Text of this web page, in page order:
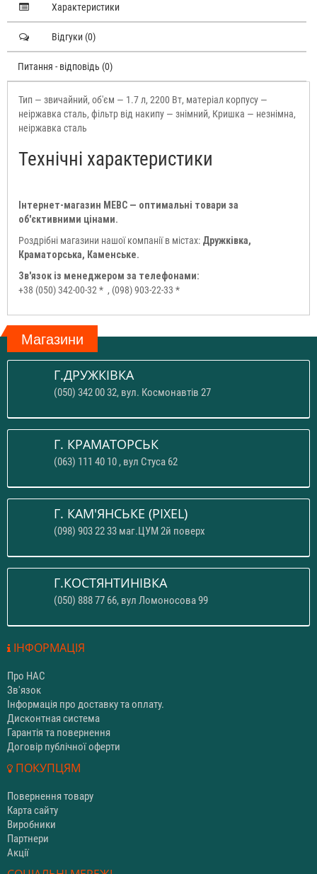
Характеристики
Відгуки (0)
Питання - відповідь (0)
Тип — звичайний, об'єм — 1.7 л, 2200 Вт, матеріал корпусу —
неіржавка сталь, фільтр від накипу — знімний, Кришка — незнімна,
неіржавка сталь
Технічні характеристики
Інтернет-магазин МЕВС — оптимальні товари за
об'єктивними цінами.
Роздрібні магазини нашої компанії в містах: Дружківка,
Краматорська, Каменське.
Зв'язок із менеджером за телефонами:
+38 (050) 342-00-32 * , (098) 903-22-33 *
Магазини
Г.ДРУЖКІВКА
(050) 342 00 32, вул. Космонавтів 27
Г. КРАМАТОРСЬК
(063) 111 40 10 , вул Стуса 62
Г. КАМ'ЯНСЬКЕ (PIXEL)
(098) 903 22 33 маг.ЦУМ 2й поверх
Г.КОСТЯНТИНІВКА
(050) 888 77 66, вул Ломоносова 99
ІНФОРМАЦІЯ
Про НАС
Зв'язок
Інформація про доставку та оплату.
Дисконтная система
Гарантія та повернення
Договір публічної оферти
ПОКУПЦЯМ
Повернення товару
Карта сайту
Виробники
Партнери
Акції